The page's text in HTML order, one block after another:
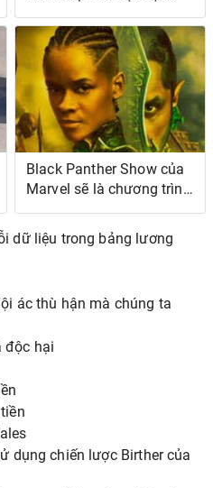
Luật Texas có thể xác
định thói quen khiêu dâm
của bạn hay không
Black Panther Show của
Marvel sẽ là chương trình
hoạt hình quan trọng
nhất
dữ liệu trong bảng lương
ác thù hận mà chúng ta
độc hại
dụng chiến lược Birther của